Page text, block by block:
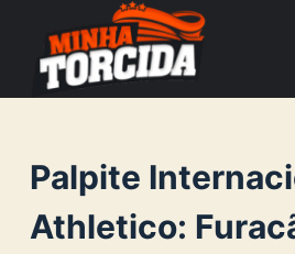
o
Palpite
Athletico: